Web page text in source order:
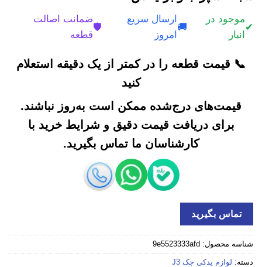
✔
موجود در
انبار
🚚
ارسال سریع
امروز
🛡️
ضمانت اصالت
قطعه
📞 قیمت قطعه را در کمتر از یک دقیقه استعلام
کنید
قیمت‌های درج‌شده ممکن است به‌روز نباشند.
برای دریافت قیمت دقیق و شرایط خرید با
کارشناسان ما تماس بگیرید.
تماس بگیرید
شناسه محصول: 9e5523333afd
دسته: لوازم یدکی جک J3